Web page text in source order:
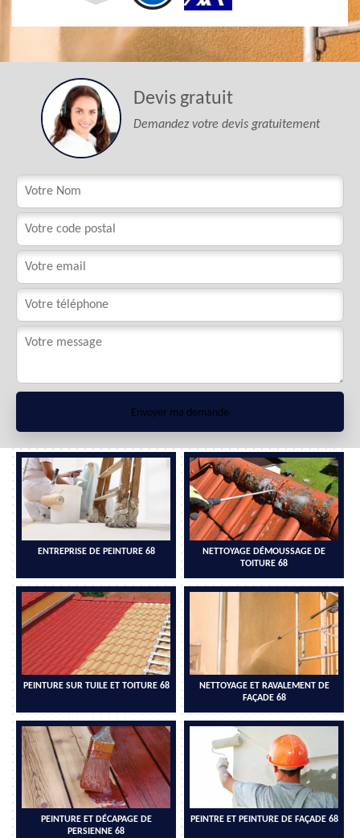
Devis gratuit
Demandez votre devis gratuitement
ENTREPRISE DE PEINTURE 68
NETTOYAGE DÉMOUSSAGE DE
TOITURE 68
PEINTURE SUR TUILE ET TOITURE 68
NETTOYAGE ET RAVALEMENT DE
FAÇADE 68
PEINTURE ET DÉCAPAGE DE
PERSIENNE 68
PEINTRE ET PEINTURE DE FAÇADE 68